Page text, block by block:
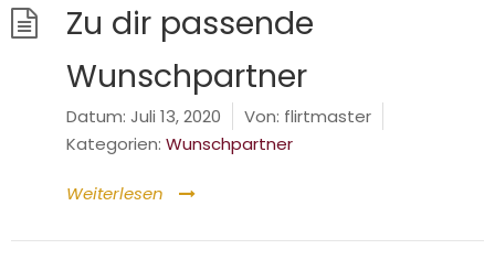
Zu dir passende
Wunschpartner
Datum: Juli 13, 2020 Von: flirtmaster
Kategorien: Wunschpartner
Weiterlesen